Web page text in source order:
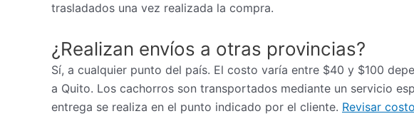
trasladados una vez realizada la compra.
¿Realizan envíos a otras provincias?
Sí, a cualquier punto del país. El costo varía entre $40 y $100
a Quito. Los cachorros son transportados mediante un servicio
entrega se realiza en el punto indicado por el cliente. Revisar